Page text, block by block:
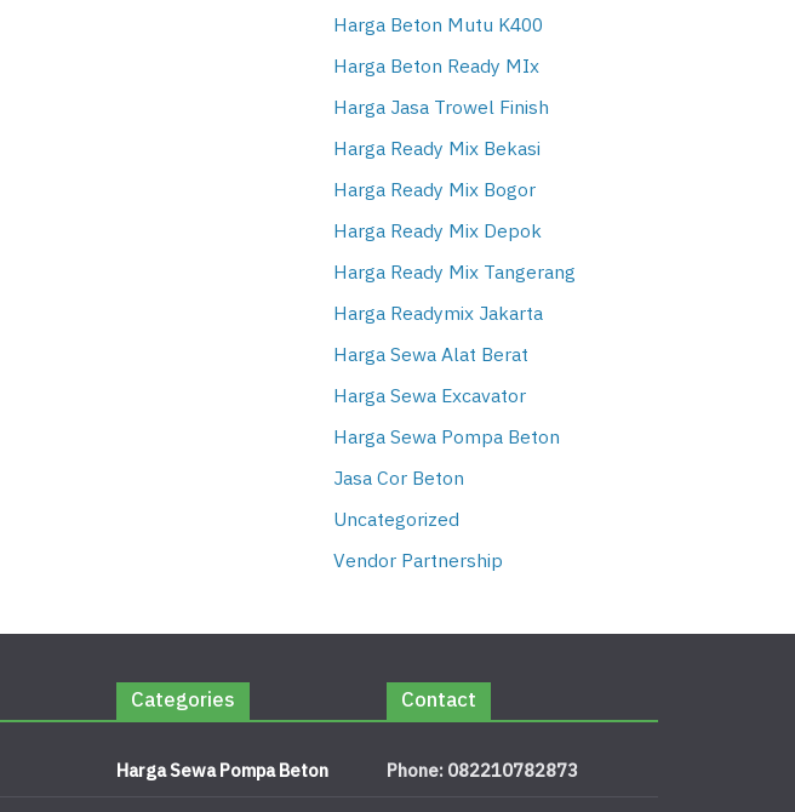
Harga Beton Mutu K400
Harga Beton Ready MIx
Harga Jasa Trowel Finish
Harga Ready Mix Bekasi
Harga Ready Mix Bogor
Harga Ready Mix Depok
Harga Ready Mix Tangerang
Harga Readymix Jakarta
Harga Sewa Alat Berat
Harga Sewa Excavator
Harga Sewa Pompa Beton
Jasa Cor Beton
Uncategorized
Vendor Partnership
Categories
Harga Sewa Pompa Beton
Contact
Phone: 082210782873